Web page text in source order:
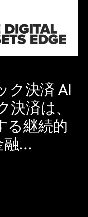
ク決済 AI
済は、
る継続的
...